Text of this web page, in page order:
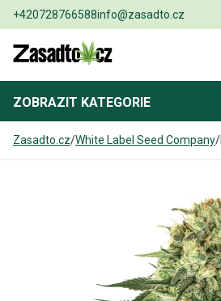
+420728766588info@zasadto.cz
ZOBRAZIT KATEGORIE
Zasadto.cz/White Label Seed Company/